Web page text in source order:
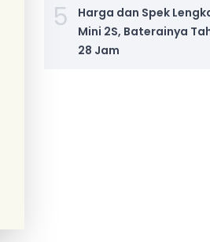
5
Harga dan Spek
Mini 2S, Baterainya
28 Jam